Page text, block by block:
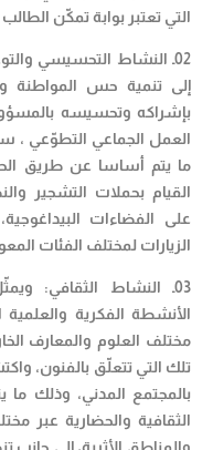
التي تعتبر بوابة تمكّن
02ـ النشاط التحسيسي
إلى تنمية حس المواطنة
بإشراكه وتحسيسه
العمل الجماعي التطوّعي ،
ما يتم أساسا عن طريق
القيام بحملات التشجير
على الفضاءات
الزيارات لمختلف الفئات
03ـ النشاط الثقافي:
الأنشطة الفكرية
مختلف العلوم والمعارف
تلك التي تتعلّق بالفنون،
بالمجتمع المدني، وذلك
الثقافية والحضارية عبر